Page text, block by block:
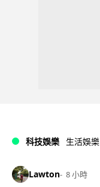
科技娛樂 生活娛樂
Lawton 8 小時